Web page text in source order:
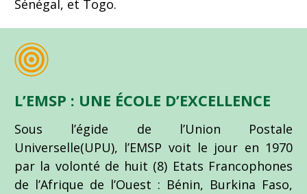
Sénégal, et Togo.
L’EMSP : UNE ÉCOLE D’EXCELLENCE
Sous l’égide de l’Union Postale
Universelle(UPU), l’EMSP voit le jour en 1970
par la volonté de huit (8) Etats Francophones
de l’Afrique de l’Ouest : Bénin, Burkina Faso,